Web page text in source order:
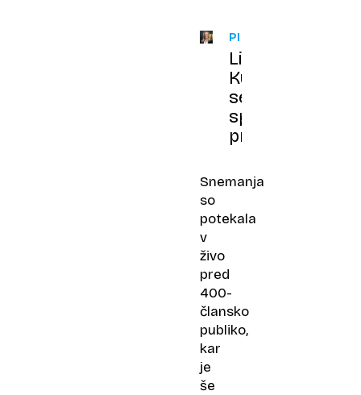
PRIJATELJI
Lisa
Kudrow
se
spominja
prijatelja
Snemanja
so
potekala
v
živo
pred
400-
člansko
publiko,
kar
je
še